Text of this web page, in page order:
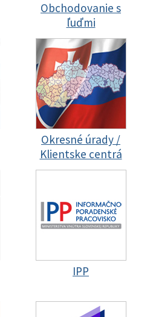
Obchodovanie s
ľuďmi
Okresné úrady /
Klientske centrá
IPP